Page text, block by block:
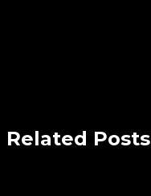
Related Posts